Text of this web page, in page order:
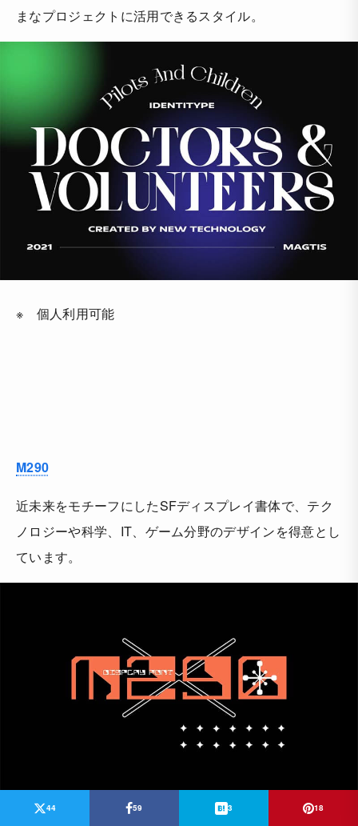
まなプロジェクトに活用できるスタイル。
※ 個人利用可能
M290
近未来をモチーフにしたSFディスプレイ書体で、テク
ノロジーや科学、IT、ゲーム分野のデザインを得意とし
ています。
44 59 3 18